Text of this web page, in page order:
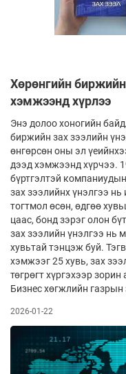
Хөрөнгийн биржийн
хэмжээнд хүрлээ
Энэ долоо хоногийн
биржийн зах зээлийн
өнгөрсөн оны эл
дээд хэмжээнд хүрчээ.
бүртгэлтэй
зах зээлийнх үнэлгээ
тогтмол өсөн, өдгөө
цаас, бонд зэрэг олон
зах зээлийн үнэлгээ
хувьтай тэнцэж буй.
хэмжээг 25 хувь, зах
төгрөгт хүргэхээр
Бизнес хөгжлийн
2026-01-22